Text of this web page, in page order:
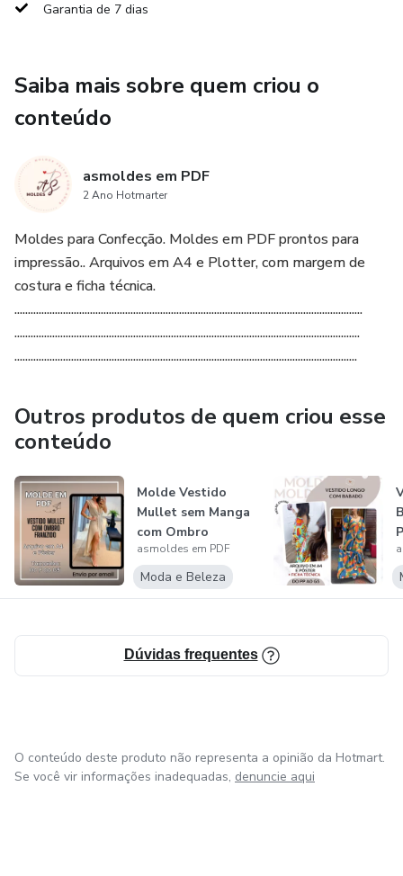
Garantia de 7 dias
Saiba mais sobre quem criou o
conteúdo
asmoldes em PDF
2 Ano Hotmarter
Moldes para Confecção. Moldes em PDF prontos para
impressão.. Arquivos em A4 e Plotter, com margem de
costura e ficha técnica.
.................................................................................................................................
................................................................................................................................
...............................................................................................................................
Outros produtos de quem criou esse
conteúdo
Molde Vestido
Mullet sem Manga
com Ombro
Franzido
asmoldes em PDF
Moda e Beleza
Dúvidas frequentes
O conteúdo deste produto não representa a opinião da Hotmart.
Se você vir informações inadequadas, denuncie aqui